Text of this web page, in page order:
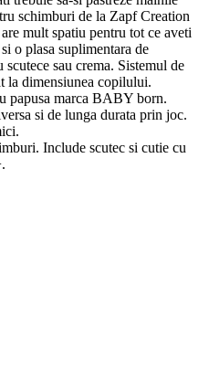
schimburi de la Zapf Creation
mult spatiu pentru tot ce aveti
o plasa suplimentara de
sau crema. Sistemul de
la dimensiunea copilului.
papusa marca BABY born.
si de lunga durata prin joc.
Include scutec si cutie cu